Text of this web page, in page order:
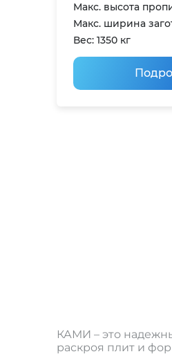
Макс. высота
Макс. ширина
Вес: 1350 кг
КАМИ – это
раскроя плит и